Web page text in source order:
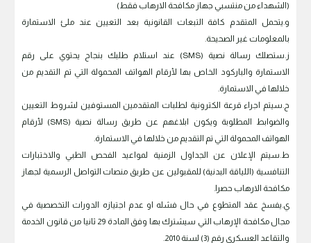
(الشهداء من منتسبي جهاز مكافحة الارهاب فقط)
‌و.يتحمل المتقدم كافة التبعات القانونية بعد التعيين عند ملئ الاستمارة
بالمعلومات غير الصحيحة.
‌ز.ستصلك رسالة نصية (SMS) عند استلام طلبك بنجاح يحتوي على رقم
الاستمارة والباركود الخاص بها لأرقام الهواتف المحمولة التي تم التقديم من
خلالها في الاستمارة.
‌ح.سيتم اجراء قرعة الكترونية لطلبات المتقدمين المستوفين لشروط التعيين
والضوابط المطلوبة ويكون ابلاغهم عن طريق رسالة نصية (SMS) لأرقام
الهواتف المحمولة التي تم التقديم من خلالها في الاستمارة.
‌ط.سيتم الإعلان عن الجداول الزمنية لمواعيد الفحص الطبي والاختبارات
التنافسية (اللياقة البدنية) للمقبولين عن طريق منصات التواصل الرسمية لجهاز
مكافحة الارهاب حصرا.
‌ي.يفسخ عقد المتطوع في حال فشله او عدم اجتيازه الدورات التخصصية في
مجال مكافحة الإرهاب التي سيشترك بها وفق المادة 29 ثانيا من قانون الخدمة
والتقاعد العسكري رقم (3) لسنة 2010.